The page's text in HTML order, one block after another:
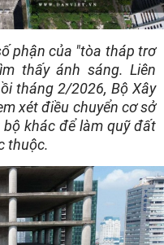
phận của "tòa tháp trơ
thấy ánh sáng. Liên
tháng 2/2026, Bộ Xây
xét điều chuyển cơ sở
khác để làm quỹ đất
thuộc.